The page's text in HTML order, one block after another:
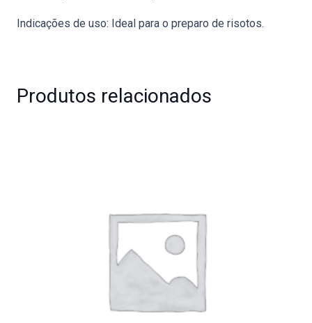
Indicações de uso: Ideal para o preparo de risotos.
Produtos relacionados